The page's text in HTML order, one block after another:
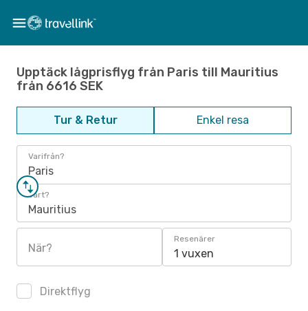
Upptäck lågprisflyg från Paris till Mauritius
från 6616 SEK
Tur & Retur Enkel resa
Varifrån?
Paris
Vart?
Mauritius
När?
Resenärer
1 vuxen
Direktflyg